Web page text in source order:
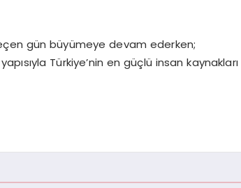
gün büyümeye devam ederken;
Türkiye’nin en güçlü insan kaynakları